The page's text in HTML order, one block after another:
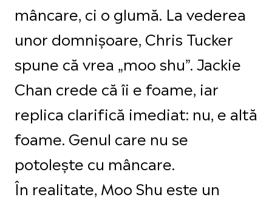
mâncare, ci o glumă. La vederea
unor domnișoare, Chris Tucker
spune că vrea „moo shu”. Jackie
Chan crede că îi e foame, iar
replica clarifică imediat: nu, e altă
foame. Genul care nu se
potolește cu mâncare.
În realitate, Moo Shu este un